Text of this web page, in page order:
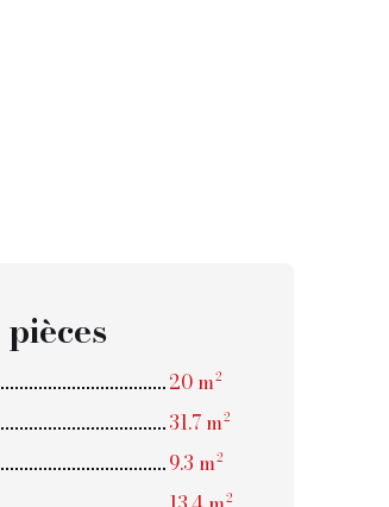
pièces
20 m²
31.7 m²
9.3 m²